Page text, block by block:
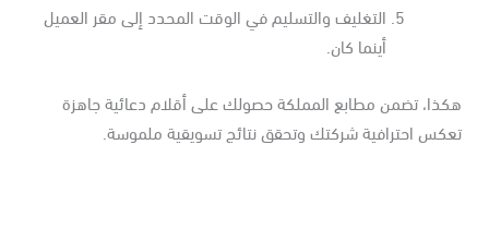
التغليف والتسليم في الوقت المحدد إلى مقر العميل
أينما كان.
تضمن مطابع المملكة حصولك على أقلام دعائية جاهزة
احترافية شركتك وتحقق نتائج تسويقية ملموسة.